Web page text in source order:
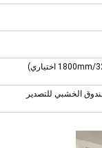
الخشبي للتصدير